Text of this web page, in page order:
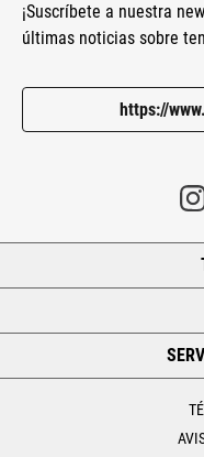
¡Suscríbete a nuestra
últimas noticias sobre
https://